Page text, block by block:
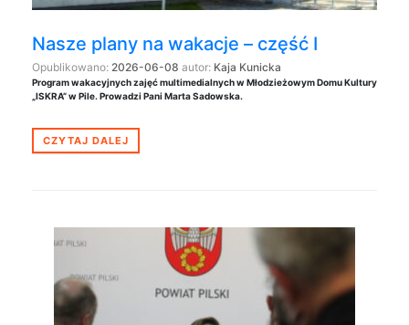
Nasze plany na wakacje – część I
Opublikowano: 2026-06-08 autor: Kaja Kunicka
Program wakacyjnych zajęć multimedialnych w Młodzieżowym Domu Kultury
„ISKRA” w Pile. Prowadzi Pani Marta Sadowska.
CZYTAJ DALEJ